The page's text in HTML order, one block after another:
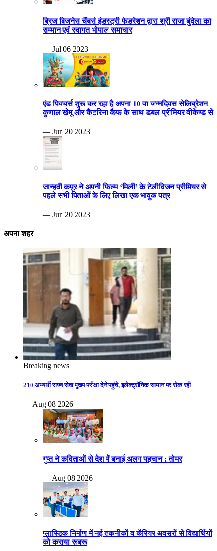
ब्रिज बिजनेस चैंबर्स इंडस्ट्री फेडरेशन द्वारा श्री राजा बुंदेला का
सम्मान एवं स्वागत भोपाल समाचार
— Jul 06 2023
एंड पिक्चर्स शुरू कर रहा है अपना 10 वा जन्मदिवस सेलिब्रेशन
कुणाल खेमू और कैटरिना कैफ के साथ डबल प्रीमियर वीकेण्ड से
— Jun 20 2023
जान्हवी कपूर ने अपनी फिल्म ‘मिली’ के टेलीविजन प्रीमियर से
पहले सभी पिताओं के लिए लिखा एक भावुक पत्र
— Jun 20 2023
अपना शहर
Breaking news
210 अभ्यर्थी राज्य सेवा मुख्य परीक्षा देने पहुंचे, इलेक्ट्रॉनिक सामान पर रोक रही
— Aug 08 2026
गुप्त ने कविताओं से देश में बनाई अलग पहचान : तोमर
— Aug 08 2026
प्लास्टिक निर्माण में नई तकनीकों व कॅरियर अवसरों से विद्यार्थियों
को कराया रूबरू